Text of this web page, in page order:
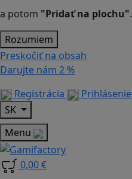
a potom "Pridať na plochu".
Rozumiem
Preskočiť na obsah
Darujte nám 2 %
Registrácia
Prihlásenie
SK
Menu
0,00 €